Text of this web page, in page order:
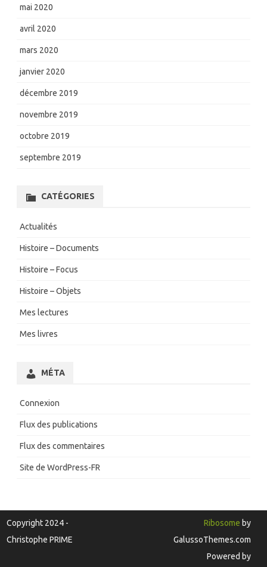
mai 2020
avril 2020
mars 2020
janvier 2020
décembre 2019
novembre 2019
octobre 2019
septembre 2019
CATÉGORIES
Actualités
Histoire – Documents
Histoire – Focus
Histoire – Objets
Mes lectures
Mes livres
MÉTA
Connexion
Flux des publications
Flux des commentaires
Site de WordPress-FR
Copyright 2024 -
Christophe PRIME
Ribosome by
GalussoThemes.com
Powered by